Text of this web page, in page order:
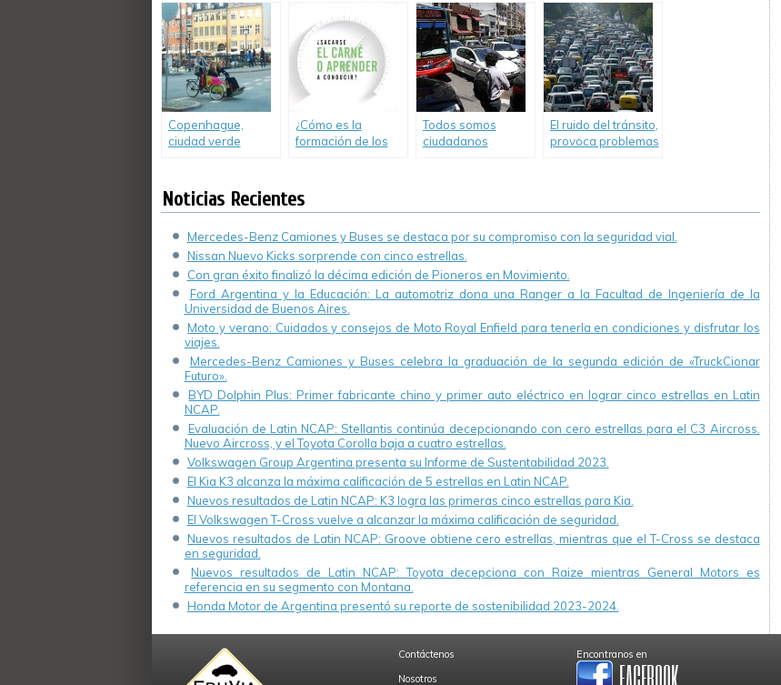
velocidad
baches
Norte evalúa
soluciones para el
transporte
Copenhague,
ciudad verde
¿Cómo es la
formación de los
Todos somos
ciudadanos
El ruido del tránsito,
provoca problemas
Noticias Recientes
Mercedes-Benz Camiones y Buses se destaca por su compromiso con la seguridad vial.
Nissan Nuevo Kicks sorprende con cinco estrellas.
Con gran éxito finalizó la décima edición de Pioneros en Movimiento.
Ford Argentina y la Educación: La automotriz dona una Ranger a la Facultad de Ingeniería de la
Universidad de Buenos Aires.
Moto y verano: Cuidados y consejos de Moto Royal Enfield para tenerla en condiciones y disfrutar los
viajes.
Mercedes-Benz Camiones y Buses celebra la graduación de la segunda edición de «TruckCionar
Futuro».
BYD Dolphin Plus: Primer fabricante chino y primer auto eléctrico en lograr cinco estrellas en Latin
NCAP.
Evaluación de Latin NCAP: Stellantis continúa decepcionando con cero estrellas para el C3 Aircross.
Nuevo Aircross, y el Toyota Corolla baja a cuatro estrellas.
Volkswagen Group Argentina presenta su Informe de Sustentabilidad 2023.
El Kia K3 alcanza la máxima calificación de 5 estrellas en Latin NCAP.
Nuevos resultados de Latin NCAP: K3 logra las primeras cinco estrellas para Kia.
El Volkswagen T-Cross vuelve a alcanzar la máxima calificación de seguridad.
Nuevos resultados de Latin NCAP: Groove obtiene cero estrellas, mientras que el T-Cross se destaca
en seguridad.
Nuevos resultados de Latin NCAP: Toyota decepciona con Raize mientras General Motors es
referencia en su segmento con Montana.
Honda Motor de Argentina presentó su reporte de sostenibilidad 2023-2024.
Contáctenos
Nosotros
Encontranos en